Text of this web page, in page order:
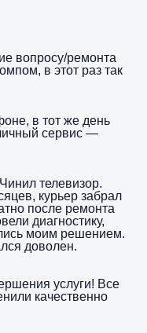
вопросу/ремонта
в этот раз так
в тот же день
сервис —
телевизор.
курьер забрал
после ремонта
диагностику,
моим решением.
доволен.
услуги! Все
качественно